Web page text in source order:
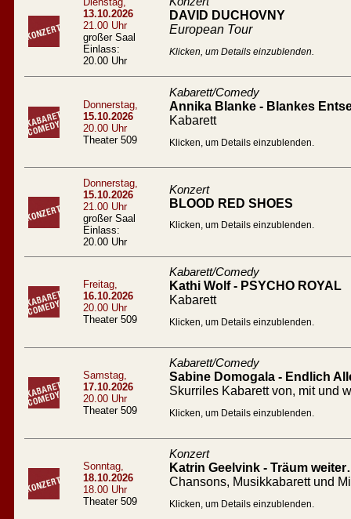
13.10.2026
21.00 Uhr
großer Saal
Einlass:
20.00 Uhr
DAVID DUCHOVNY
European Tour
Klicken, um Details einzublenden.
Donnerstag,
15.10.2026
20.00 Uhr
Theater 509
Kabarett/Comedy
Annika Blanke - Blankes
Kabarett
Klicken, um Details einzublenden.
Donnerstag,
15.10.2026
21.00 Uhr
großer Saal
Einlass:
20.00 Uhr
Konzert
BLOOD RED SHOES
Klicken, um Details einzublenden.
Freitag,
16.10.2026
20.00 Uhr
Theater 509
Kabarett/Comedy
Kathi Wolf - PSYCHO ROYAL
Kabarett
Klicken, um Details einzublenden.
Samstag,
17.10.2026
20.00 Uhr
Theater 509
Kabarett/Comedy
Sabine Domogala - Endlich
Skurriles Kabarett von, mit und
Klicken, um Details einzublenden.
Sonntag,
18.10.2026
18.00 Uhr
Theater 509
Konzert
Katrin Geelvink - Träum
Chansons, Musikkabarett und
Klicken, um Details einzublenden.